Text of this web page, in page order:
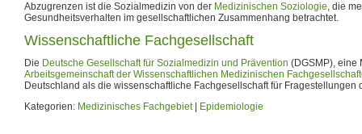
Abzugrenzen ist die Sozialmedizin von der Medizinischen Soziologie, die
Gesundheitsverhalten im gesellschaftlichen Zusammenhang betrachtet.
Wissenschaftliche Fachgesellschaft
Die Deutsche Gesellschaft für Sozialmedizin und Prävention (DGSMP), eine
Arbeitsgemeinschaft der Wissenschaftlichen Medizinischen
Deutschland als die wissenschaftliche Fachgesellschaft für Fragestellungen
Kategorien: Medizinisches Fachgebiet| Epidemiologie